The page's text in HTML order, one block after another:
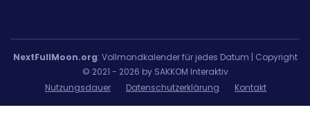
NextFullMoon.org: Vollmondkalender für jedes Datum | Copyright
© 2021 - 2026 by SAKKOM Interaktiv
Nutzungsdauer
Datenschutzerklärung Kontakt